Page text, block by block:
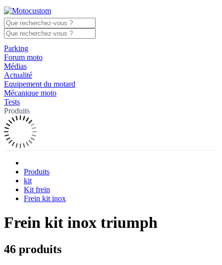
Parking
Forum moto
Médias
Actualité
Equipement du motard
Mécanique moto
Tests
Produits
Produits
kit
Kit frein
Frein kit inox
Frein kit inox triumph
46 produits